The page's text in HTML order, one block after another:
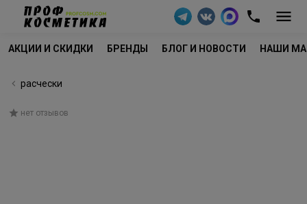
АКЦИИ И СКИДКИ БРЕНДЫ БЛОГ И НОВОСТИ НАШИ
расчески
нет отзывов